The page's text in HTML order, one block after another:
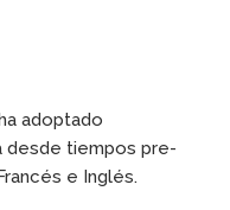
adoptado
desde tiempos pre-
e Inglés.